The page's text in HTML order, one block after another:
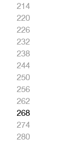
214
220
226
232
238
244
250
256
262
268
274
280